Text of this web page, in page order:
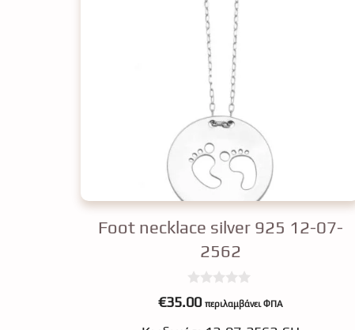
Foot necklace silver 925 12-07-
2562
0
o
€35.00 περιλαμβάνει ΦΠΑ